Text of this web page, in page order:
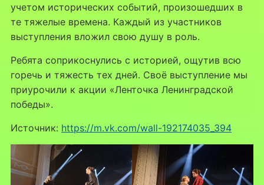
учетом исторических событий, произошедших в
те тяжелые времена. Каждый из участников
выступления вложил свою душу в роль.
Ребята соприкоснулись с историей, ощутив всю
горечь и тяжесть тех дней. Своё выступление мы
приурочили к акции «Ленточка Ленинградской
победы».
Источник: https://m.vk.com/wall-192174035_394